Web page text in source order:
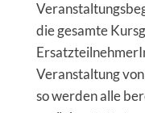
die gesamte
Veranstaltung
so werden alle